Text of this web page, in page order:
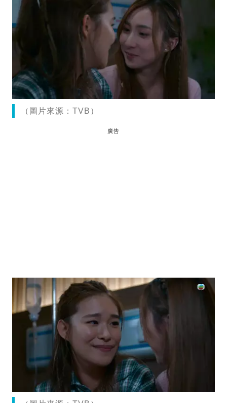
（圖片來源：TVB）
廣告